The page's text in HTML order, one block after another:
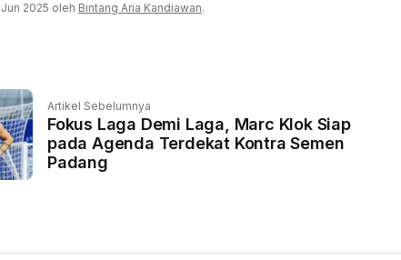
2025 oleh Bintang Aria Kandiawan.
Artikel Sebelumnya
Fokus Laga Demi Laga, Marc Klok Siap
pada Agenda Terdekat Kontra Semen
Padang